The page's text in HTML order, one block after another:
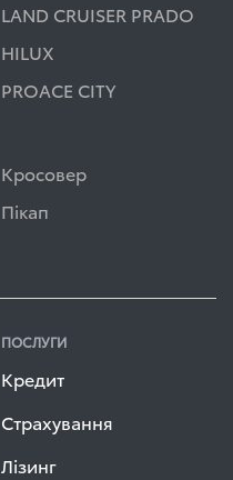
LAND CRUISER PRADO
HILUX
PROACE CITY
Кросовер
Пікап
ПОСЛУГИ
Кредит
Страхування
Лізинг